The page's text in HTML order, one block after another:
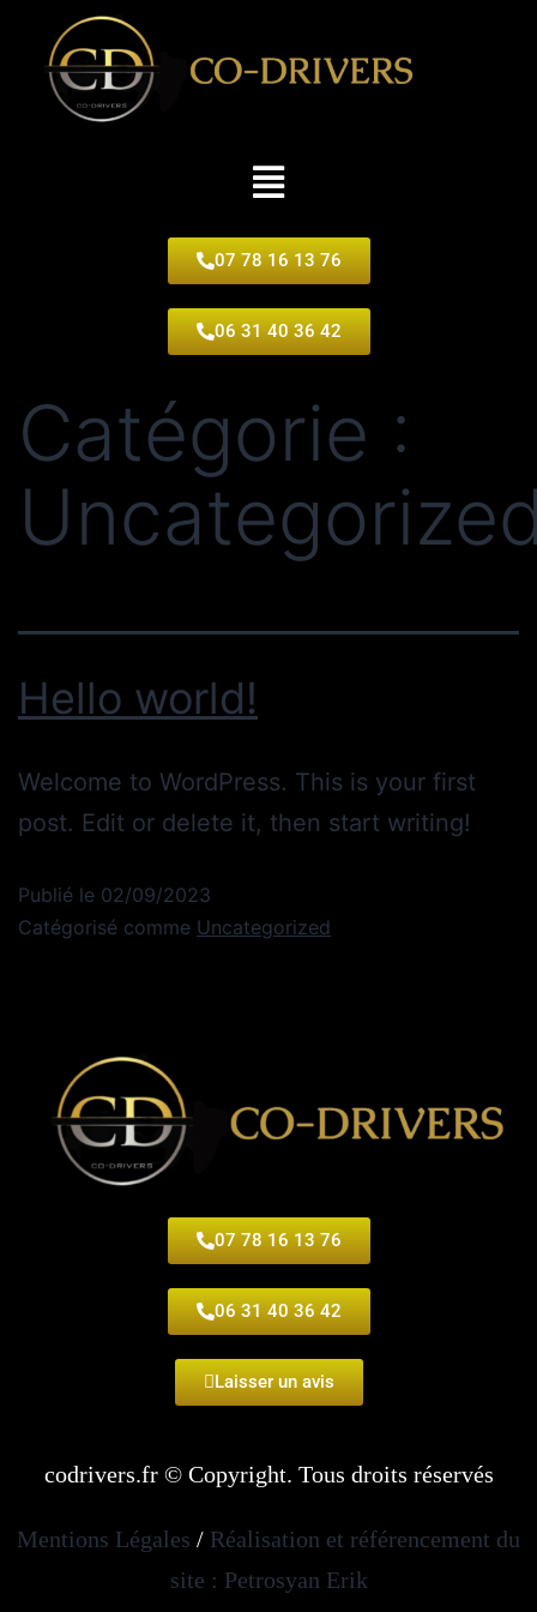
07 78 16 13 76
06 31 40 36 42
Catégorie :
Hello world!
Welcome to WordPress. This is your first
post. Edit or delete it, then start writing!
Publié le 02/09/2023
Catégorisé comme Uncategorized
07 78 16 13 76
06 31 40 36 42
Laisser un avis
codrivers.fr © Copyright. Tous droits réservés
Mentions Légales / Réalisation et référencement du
site : Petrosyan Erik